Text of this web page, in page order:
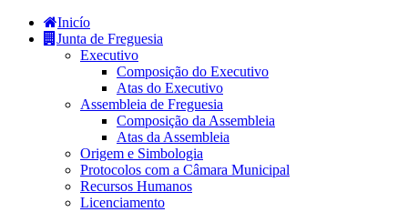
Inicío
Junta de Freguesia
Executivo
Composição do Executivo
Atas do Executivo
Assembleia de Freguesia
Composição da Assembleia
Atas da Assembleia
Origem e Simbologia
Protocolos com a Câmara Municipal
Recursos Humanos
Licenciamento